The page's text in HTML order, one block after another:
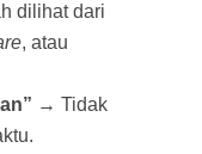
dilihat dari
, atau
→ Tidak